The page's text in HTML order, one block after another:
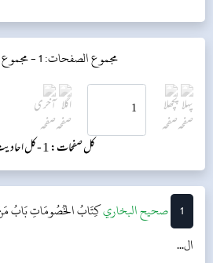
مجموع الصفحات: 1 - مجموع
کل صفحات: 1 - کل
1 ‌‌صحيح البخاريكِتَابُ الخُصُومَاتِبَابُ
ال...